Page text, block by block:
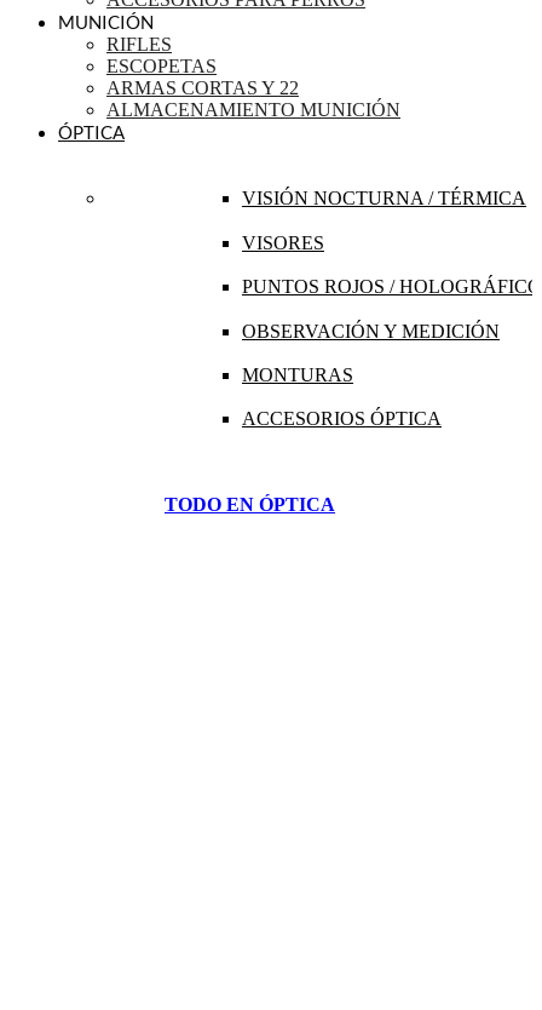
MUNICIÓN
RIFLES
ESCOPETAS
ARMAS CORTAS Y 22
ALMACENAMIENTO MUNICIÓN
ÓPTICA
VISIÓN NOCTURNA / TÉRMICA
VISORES
PUNTOS ROJOS /
OBSERVACIÓN Y MEDICIÓN
MONTURAS
ACCESORIOS ÓPTICA
TODO EN ÓPTICA